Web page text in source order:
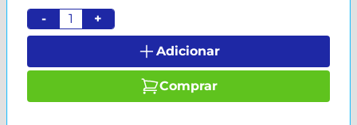
- +
Adicionar
Comprar